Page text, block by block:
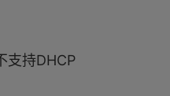
支持DHCP